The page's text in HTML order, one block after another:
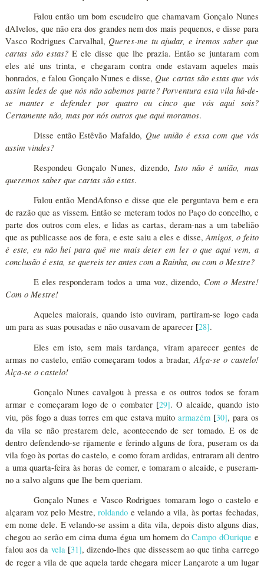
Falou então um bom escudeiro que chamavam Gonçalo Nunes
dAlvelos, que não era dos grandes nem dos mais pequenos, e disse para
Vasco Rodrigues Carvalhal, Queres-me tu ajudar, e iremos saber que
cartas são estas?E ele disse que lhe prazia. Então se juntaram com
eles até uns trinta, e chegaram contra onde estavam aqueles mais
honrados, e falou Gonçalo Nunes e disse, Que cartas são estas que vós
assim ledes de que nós não sabemos parte? Porventura esta vila há-de-
se manter e defender por quatro ou cinco que vós aqui sois?
Certamente não, mas por nós outros que aqui moramos.
Disse então Estêvão Mafaldo, Que união é essa com que vós
assim vindes?
Respondeu Gonçalo Nunes, dizendo,Isto não é união, mas
queremos saber que cartas são estas.
Falou então MendAfonso e disse que ele perguntava bem e era
de razão que as vissem. Então se meteram todos no Paço do concelho, e
parte dos outros com eles, e lidas as cartas, deram-nas a um tabelião
que as publicasse aos de fora, e este saiu a eles e disse,Amigos, o feito
é este, eu não hei para quê me mais deter em ler o que aqui vem, a
conclusão é esta, se quereis ter antes com a Rainha, ou com o Mestre?
E eles responderam todos a uma voz, dizendo, Com o Mestre!
Com o Mestre!
Aqueles maiorais, quando isto ouviram, partiram-se logo cada
um para as suas pousadas e não ousavam de aparecer [28].
Eles em isto, sem mais tardança, viram aparecer gentes de
armas no castelo, então começaram todos a bradar,Alça-se o castelo!
Alça-se o castelo!
Gonçalo Nunes cavalgou à pressa e os outros todos se foram
armar e começaram logo de o combater [29]. O alcaide, quando isto
viu, pôs fogo a duas torres em que estava muitoarmazém [30], para os
da vila se não prestarem dele, acontecendo de ser tomado. E os de
dentro defendendo-se rijamente e ferindo alguns de fora, puseram os da
vila fogo às portas do castelo, e como foram ardidas, entraram ali dentro
a uma quarta-feira às horas de comer, e tomaram o alcaide, e puseram-
no a salvo alguns que lhe bem queriam.
Gonçalo Nunes e Vasco Rodrigues tomaram logo o castelo e
alçaram voz pelo Mestre,roldando e velando a vila, às portas fechadas,
em nome dele. E velando-se assim a dita vila, depois disto alguns dias,
chegou ao serão em cima duma égua um homem doCampo dOurique e
falou aos da vela [31], dizendo-lhes que dissessem ao que tinha carrego
de reger a vila de que aquela tarde chegara micer Lançarote a um lugar